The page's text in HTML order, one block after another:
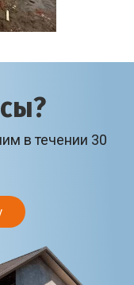
в течении 30